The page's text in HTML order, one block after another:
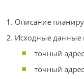
Описание
Исходные данные
точный
точный